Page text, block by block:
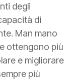
degli
di
Man mano
ottengono più
e migliorare
più